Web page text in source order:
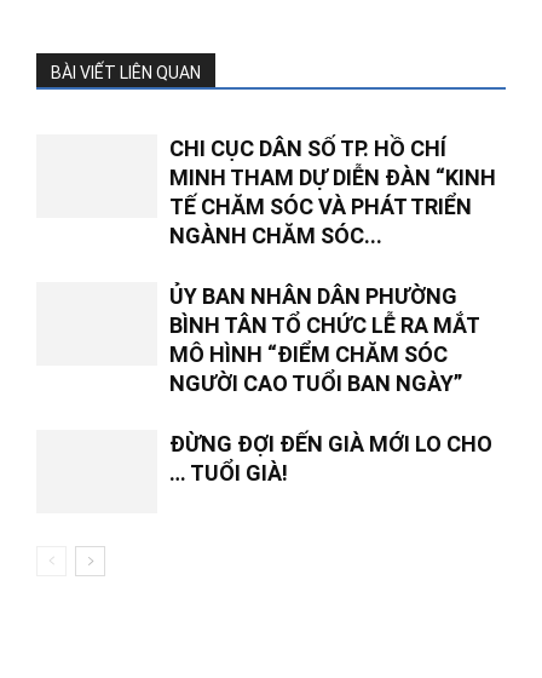
BÀI VIẾT LIÊN QUAN
CHI CỤC DÂN SỐ TP. HỒ CHÍ
MINH THAM DỰ DIỄN ĐÀN “KINH
TẾ CHĂM SÓC VÀ PHÁT TRIỂN
NGÀNH CHĂM SÓC...
ỦY BAN NHÂN DÂN PHƯỜNG
BÌNH TÂN TỔ CHỨC LỄ RA MẮT
MÔ HÌNH “ĐIỂM CHĂM SÓC
NGƯỜI CAO TUỔI BAN NGÀY”
ĐỪNG ĐỢI ĐẾN GIÀ MỚI LO CHO
… TUỔI GIÀ!